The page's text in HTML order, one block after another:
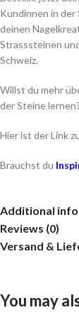
Kundinnen in der
deinen
Strasssteinen
Schweiz.
Willst du mehr
der Steine lernen?
Hier ist der Link
Brauchst du
Additional
Reviews (0)
Versand &
You may